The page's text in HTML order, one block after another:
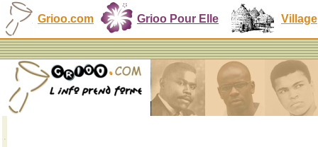
Grioo.com Grioo Pour Elle Village